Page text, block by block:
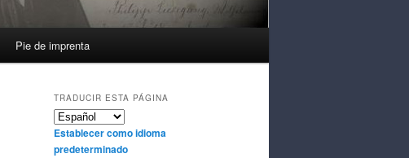
Pie de imprenta
TRADUCIR ESTA PÁGINA
Establecer como idioma
predeterminado